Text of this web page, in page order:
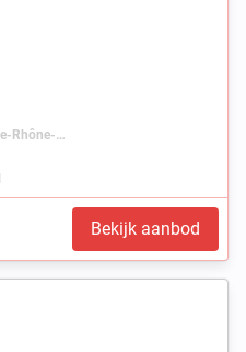
Clermont-Ferrand, Frankrijk, Auvergne-Rhône-Alpes, Auvergne, Puy-de-Dôme
Bekijk aanbod